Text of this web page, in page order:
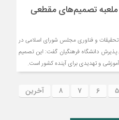
ملعبه تصمیم‌های مقطعی
و فناوری مجلس شورای اسلامی در
دانشگاه فرهنگیان گفت: این تصمیم
و تهدیدی برای آینده کشور است.
5
6
7
8 آخرین